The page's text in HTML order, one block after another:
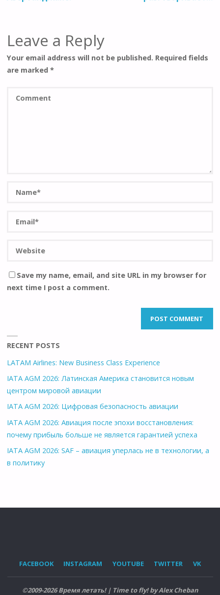
Leave a Reply
Your email address will not be published. Required fields
are marked*
Save my name, email, and site URL in my browser for
next time I post a comment.
RECENT POSTS
LATAM Airlines: New Business Class Experience
IATA AGM 2026: Латинская Америка становится новым
центром мировой авиации
IATA AGM 2026: Цифровая безопасность авиации
IATA AGM 2026: Авиация после эпохи восстановления:
почему прибыль больше не является гарантией успеха
IATA AGM 2026: SAF – авиация уперлась не в технологии, а
в политику
FACEBOOK INSTAGRAM YOUTUBE TWITTER VK
©2009-2026 Время летать! | Time to fly! by Alex Cheban